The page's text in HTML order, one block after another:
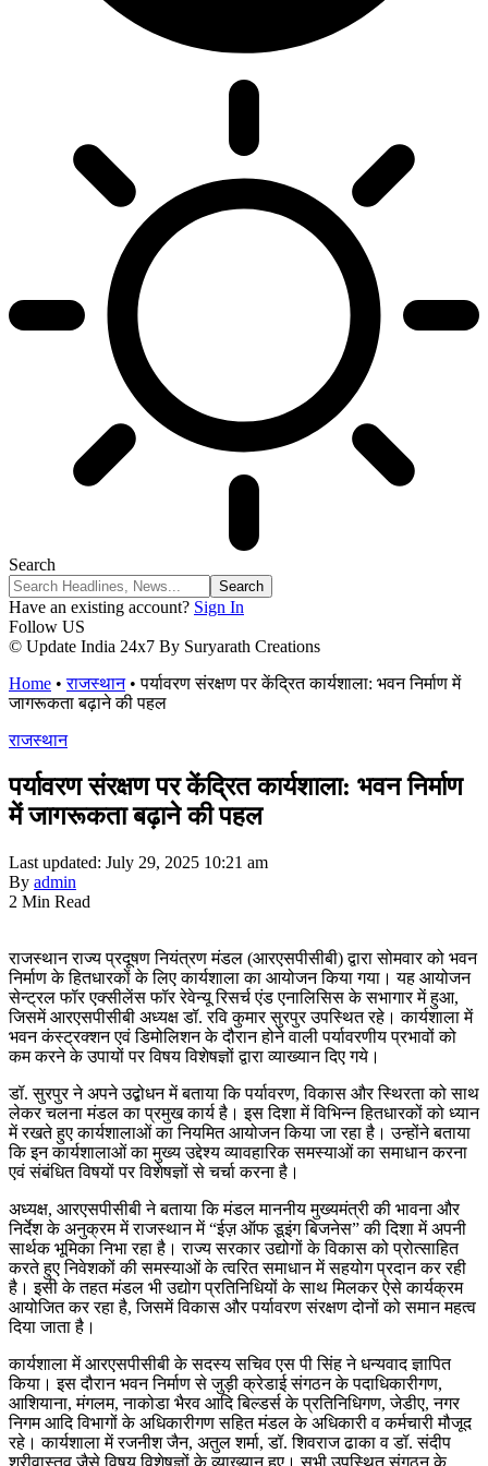
Search
Have an existing account? Sign In
Follow US
© Update India 24x7 By Suryarath Creations
Home •राजस्थान•पर्यावरण संरक्षण पर केंद्रित कार्यशाला: भवन निर्माण में
जागरूकता बढ़ाने की पहल
राजस्थान
पर्यावरण संरक्षण पर केंद्रित कार्यशाला: भवन निर्माण
में जागरूकता बढ़ाने की पहल
Last updated: July 29, 2025 10:21 am
By admin
2 Min Read
राजस्थान राज्य प्रदूषण नियंत्रण मंडल (आरएसपीसीबी) द्वारा सोमवार को भवन
निर्माण के हितधारकों के लिए कार्यशाला का आयोजन किया गया। यह आयोजन
सेन्ट्रल फॉर एक्सीलेंस फॉर रेवेन्यू रिसर्च एंड एनालिसिस के सभागार में हुआ,
जिसमें आरएसपीसीबी अध्यक्ष डॉ. रवि कुमार सुरपुर उपस्थित रहे। कार्यशाला में
भवन कंस्ट्रक्शन एवं डिमोलिशन के दौरान होने वाली पर्यावरणीय प्रभावों को
कम करने के उपायों पर विषय विशेषज्ञों द्वारा व्याख्यान दिए गये।
डॉ. सुरपुर ने अपने उद्बोधन में बताया कि पर्यावरण, विकास और स्थिरता को साथ
लेकर चलना मंडल का प्रमुख कार्य है। इस दिशा में विभिन्न हितधारकों को ध्यान
में रखते हुए कार्यशालाओं का नियमित आयोजन किया जा रहा है। उन्होंने बताया
कि इन कार्यशालाओं का मुख्य उद्देश्य व्यावहारिक समस्याओं का समाधान करना
एवं संबंधित विषयों पर विशेषज्ञों से चर्चा करना है।
अध्यक्ष, आरएसपीसीबी ने बताया कि मंडल माननीय मुख्यमंत्री की भावना और
निर्देश के अनुक्रम में राजस्थान में “ईज़ ऑफ डूइंग बिजनेस” की दिशा में अपनी
सार्थक भूमिका निभा रहा है। राज्य सरकार उद्योगों के विकास को प्रोत्साहित
करते हुए निवेशकों की समस्याओं के त्वरित समाधान में सहयोग प्रदान कर रही
है। इसी के तहत मंडल भी उद्योग प्रतिनिधियों के साथ मिलकर ऐसे कार्यक्रम
आयोजित कर रहा है, जिसमें विकास और पर्यावरण संरक्षण दोनों को समान महत्व
दिया जाता है।
कार्यशाला में आरएसपीसीबी के सदस्य सचिव एस पी सिंह ने धन्यवाद ज्ञापित
किया। इस दौरान भवन निर्माण से जुड़ी क्रेडाई संगठन के पदाधिकारीगण,
आशियाना, मंगलम, नाकोडा भैरव आदि बिल्डर्स के प्रतिनिधिगण, जेडीए, नगर
निगम आदि विभागों के अधिकारीगण सहित मंडल के अधिकारी व कर्मचारी मौजूद
रहे। कार्यशाला में रजनीश जैन, अतुल शर्मा, डॉ. शिवराज ढाका व डॉ. संदीप
श्रीवास्तव जैसे विषय विशेषज्ञों के व्याख्यान हुए। सभी उपस्थित संगठन के